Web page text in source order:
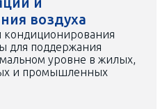
воздуха
кондиционирования
для поддержания
уровне в жилых,
и промышленных